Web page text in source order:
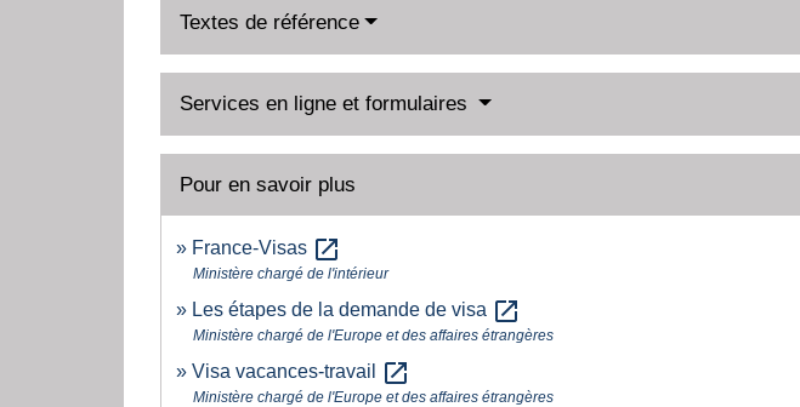
Textes de référence
Services en ligne et formulaires
Pour en savoir plus
France-Visas open_in_new
Ministère chargé de l'intérieur
Les étapes de la demande de visa open_in_new
Ministère chargé de l'Europe et des affaires étrangères
Visa vacances-travail open_in_new
Ministère chargé de l'Europe et des affaires étrangères